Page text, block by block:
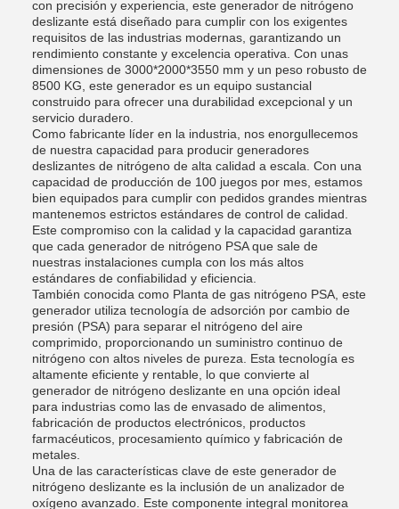
con precisión y experiencia, este generador de nitrógeno
deslizante está diseñado para cumplir con los exigentes
requisitos de las industrias modernas, garantizando un
rendimiento constante y excelencia operativa. Con unas
dimensiones de 3000*2000*3550 mm y un peso robusto de
8500 KG, este generador es un equipo sustancial
construido para ofrecer una durabilidad excepcional y un
servicio duradero.
Como fabricante líder en la industria, nos enorgullecemos
de nuestra capacidad para producir generadores
deslizantes de nitrógeno de alta calidad a escala. Con una
capacidad de producción de 100 juegos por mes, estamos
bien equipados para cumplir con pedidos grandes mientras
mantenemos estrictos estándares de control de calidad.
Este compromiso con la calidad y la capacidad garantiza
que cada generador de nitrógeno PSA que sale de
nuestras instalaciones cumpla con los más altos
estándares de confiabilidad y eficiencia.
También conocida como Planta de gas nitrógeno PSA, este
generador utiliza tecnología de adsorción por cambio de
presión (PSA) para separar el nitrógeno del aire
comprimido, proporcionando un suministro continuo de
nitrógeno con altos niveles de pureza. Esta tecnología es
altamente eficiente y rentable, lo que convierte al
generador de nitrógeno deslizante en una opción ideal
para industrias como las de envasado de alimentos,
fabricación de productos electrónicos, productos
farmacéuticos, procesamiento químico y fabricación de
metales.
Una de las características clave de este generador de
nitrógeno deslizante es la inclusión de un analizador de
oxígeno avanzado. Este componente integral monitorea